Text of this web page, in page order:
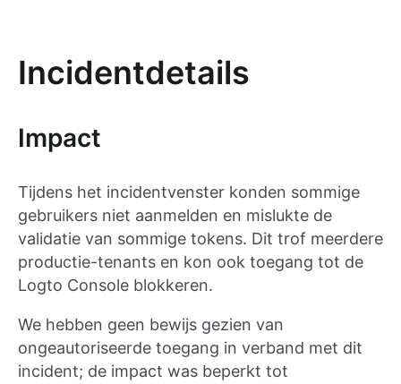
Incidentdetails
Impact
Tijdens het incidentvenster konden sommige
gebruikers niet aanmelden en mislukte de
validatie van sommige tokens. Dit trof meerdere
productie-tenants en kon ook toegang tot de
Logto Console blokkeren.
We hebben geen bewijs gezien van
ongeautoriseerde toegang in verband met dit
incident; de impact was beperkt tot